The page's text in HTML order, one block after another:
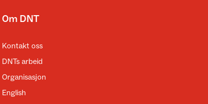
Om DNT
Kontakt oss
DNTs arbeid
Organisasjon
English